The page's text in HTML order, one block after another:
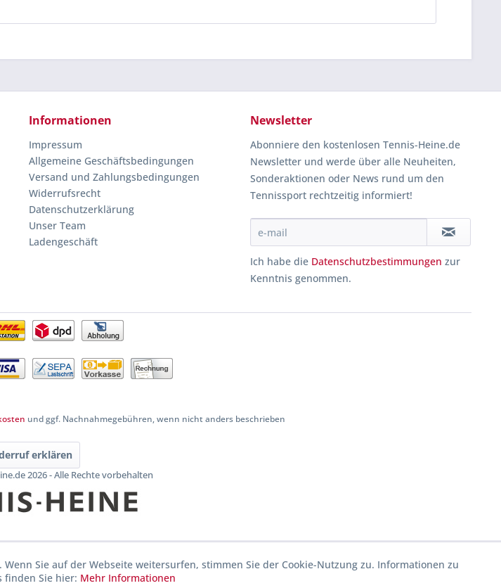
Informationen
Impressum
Allgemeine Geschäftsbedingungen
Versand und Zahlungsbedingungen
Widerrufsrecht
Datenschutzerklärung
Unser Team
Ladengeschäft
Newsletter
Abonniere den kostenlosen Tennis-Heine.de
Newsletter und werde über alle Neuheiten,
Sonderaktionen oder News rund um den
Tennissport rechtzeitig informiert!
Ich habe die Datenschutzbestimmungen zur
Kenntnis genommen.
und ggf. Nachnahmegebühren, wenn nicht anders beschrieben
erklären
2026 - Alle Rechte vorbehalten
Sie auf der Webseite weitersurfen, stimmen Sie der Cookie-Nutzung zu. Informationen zu
finden Sie hier: Mehr Informationen